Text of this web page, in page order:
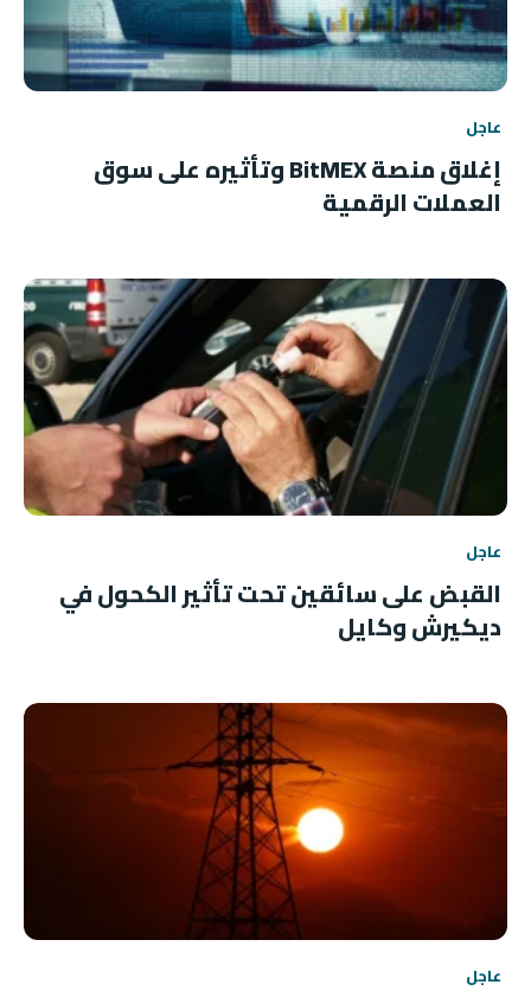
عاجل
إغلاق منصة BitMEX وتأثيره على سوق
العملات الرقمية
عاجل
القبض على سائقين تحت تأثير الكحول في
ديكيرش وكايل
عاجل